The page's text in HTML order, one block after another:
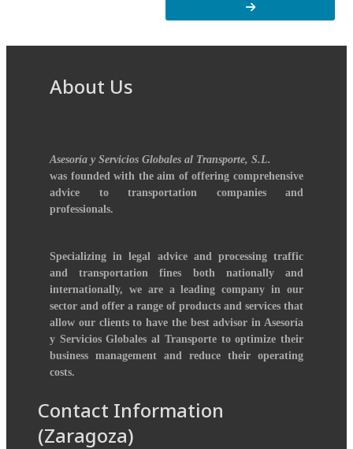
About Us
Asesoría y Servicios Globales al Transporte, S.L.
was founded with the aim of offering comprehensive
advice to transportation companies and
professionals.
Specializing in legal advice and processing traffic
and transportation fines both nationally and
internationally, we are a leading company in our
sector and offer a range of products and services that
allow our clients to have the best advisor in Asesoría
y Servicios Globales al Transporte to optimize their
business management and reduce their operating
costs.
Contact Information
(Zaragoza)